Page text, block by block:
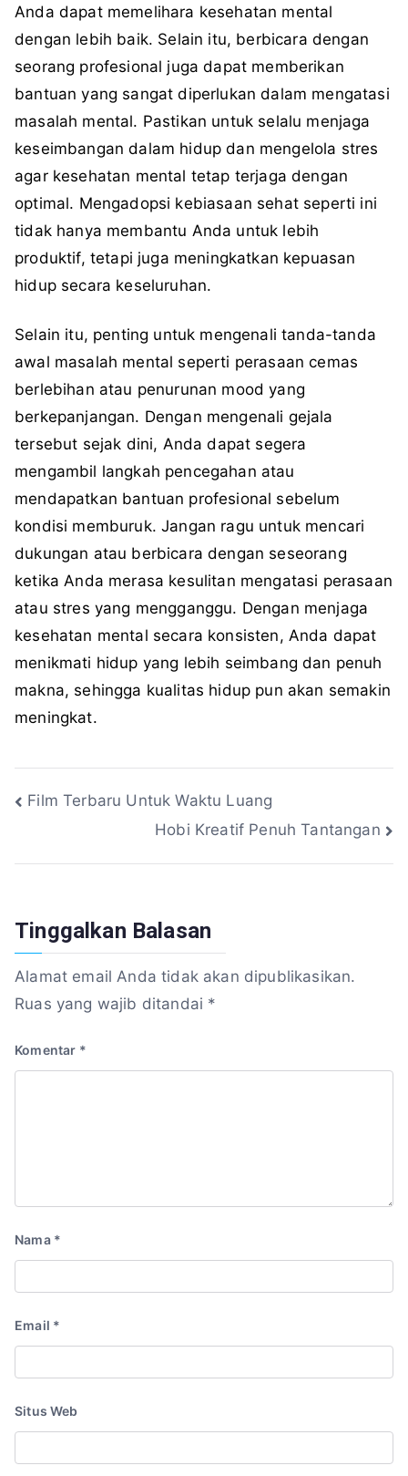
Anda dapat memelihara kesehatan mental
dengan lebih baik. Selain itu, berbicara dengan
seorang profesional juga dapat memberikan
bantuan yang sangat diperlukan dalam mengatasi
masalah mental. Pastikan untuk selalu menjaga
keseimbangan dalam hidup dan mengelola stres
agar kesehatan mental tetap terjaga dengan
optimal. Mengadopsi kebiasaan sehat seperti ini
tidak hanya membantu Anda untuk lebih
produktif, tetapi juga meningkatkan kepuasan
hidup secara keseluruhan.
Selain itu, penting untuk mengenali tanda-tanda
awal masalah mental seperti perasaan cemas
berlebihan atau penurunan mood yang
berkepanjangan. Dengan mengenali gejala
tersebut sejak dini, Anda dapat segera
mengambil langkah pencegahan atau
mendapatkan bantuan profesional sebelum
kondisi memburuk. Jangan ragu untuk mencari
dukungan atau berbicara dengan seseorang
ketika Anda merasa kesulitan mengatasi perasaan
atau stres yang mengganggu. Dengan menjaga
kesehatan mental secara konsisten, Anda dapat
menikmati hidup yang lebih seimbang dan penuh
makna, sehingga kualitas hidup pun akan semakin
meningkat.
Navigasi
Film Terbaru Untuk Waktu Luang
Hobi Kreatif Penuh Tantangan
Tinggalkan Balasan
Alamat email Anda tidak akan dipublikasikan.
Ruas yang wajib ditandai *
Komentar *
Nama *
Email *
Situs Web